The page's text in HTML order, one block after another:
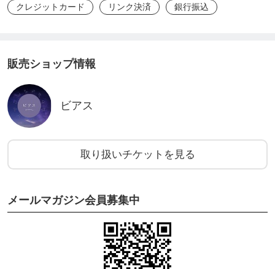
クレジットカード リンク決済 銀行振込
販売ショップ情報
ビアス
取り扱いチケットを見る
メールマガジン会員募集中